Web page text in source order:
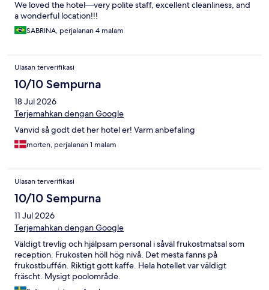
We loved the hotel—very polite staff, excellent cleanliness, and
a wonderful location!!!
SABRINA, perjalanan 4 malam
Ulasan terverifikasi
10/10 Sempurna
18 Jul 2026
Terjemahkan dengan Google
Vanvid så godt det her hotel er! Varm anbefaling
morten, perjalanan 1 malam
Ulasan terverifikasi
10/10 Sempurna
11 Jul 2026
Terjemahkan dengan Google
Väldigt trevlig och hjälpsam personal i såväl frukostmatsal som
reception. Frukosten höll hög nivå. Det mesta fanns på
frukostbuffén. Riktigt gott kaffe. Hela hotellet var väldigt
fräscht. Mysigt poolområde.